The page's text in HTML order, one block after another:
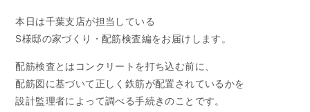
住まいの実例集
施工事例
お客様の暮らし
住まいへのこだわり
素材へのこだわり
アフターサポート
メンテナンス・保証
本日は千葉支店が担当している
S様邸の家づくり・配筋検査編をお届けします。
配筋検査とはコンクリートを打ち込む前に、
配筋図に基づいて正しく鉄筋が配置されているかを
設計監理者によって調べる手続きのことです。